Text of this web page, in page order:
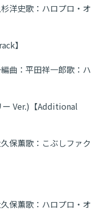
杉洋史歌： ハロプロ・オ
】
編曲： 平田祥一郎歌： ハ
ー Ver.)【Additional
保薫歌： こぶしファク
保薫歌： ハロプロ・オ